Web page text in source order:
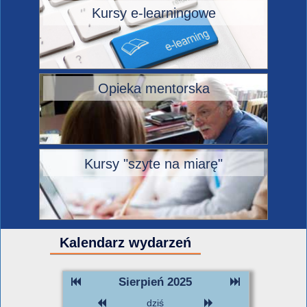
Kursy e-learningowe
Opieka mentorska
Kursy "szyte na miarę"
Kalendarz wydarzeń
Sierpień 2025
dziś